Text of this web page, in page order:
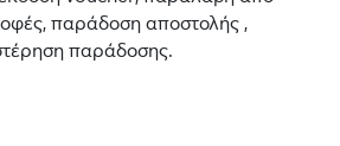
παράδοση αποστολής ,
παράδοσης.